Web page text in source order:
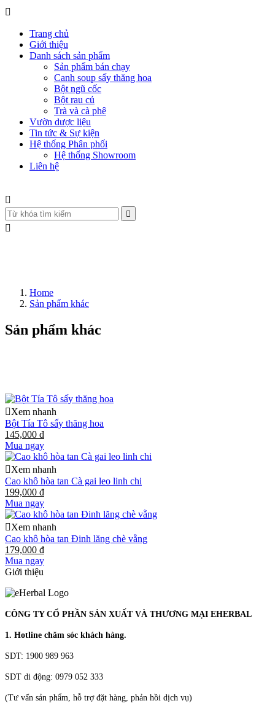
Trang chủ
Giới thiệu
Danh sách sản phẩm
Sản phẩm bán chạy
Canh soup sấy thăng hoa
Bột ngũ cốc
Bột rau củ
Trà và cà phê
Vườn dược liệu
Tin tức & Sự kiện
Hệ thống Phân phối
Hệ thống Showroom
Liên hệ
Home
Sản phẩm khác
Sản phẩm khác
Xem nhanh
Bột Tía Tô sấy thăng hoa
145,000 đ
Mua ngay
Xem nhanh
Cao khô hòa tan Cà gai leo linh chi
199,000 đ
Mua ngay
Xem nhanh
Cao khô hòa tan Đinh lăng chè vằng
179,000 đ
Mua ngay
Giới thiệu
CÔNG TY CỔ PHẦN SẢN XUẤT VÀ THƯƠNG MẠI EHERBAL
1. Hotline chăm sóc khách hàng.
SDT: 1900 989 963
SDT di động: 0979 052 333
(Tư vấn sản phẩm, hỗ trợ đặt hàng, phản hồi dịch vụ)